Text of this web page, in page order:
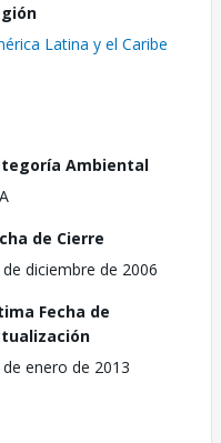
Latina y el Caribe
Ambiental
de Cierre
diciembre de 2006
Fecha de
de enero de 2013